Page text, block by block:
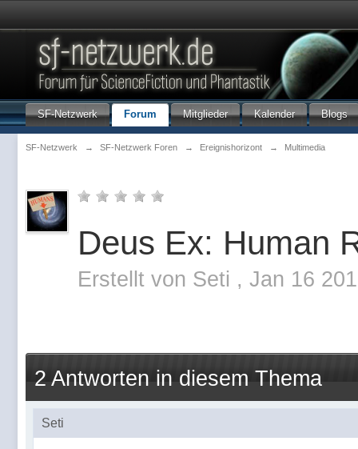
SF-Netzwerk Forum Mitglieder Kalender Blogs
SF-Netzwerk → SF-Netzwerk Foren → Ereignishorizont → Multimedia
Deus Ex: Human
Erstellt von Seti , Jan 16
2 Antworten in diesem Thema
Seti